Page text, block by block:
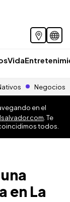
Vida
Negocios
en el
. Te
todos.
en La